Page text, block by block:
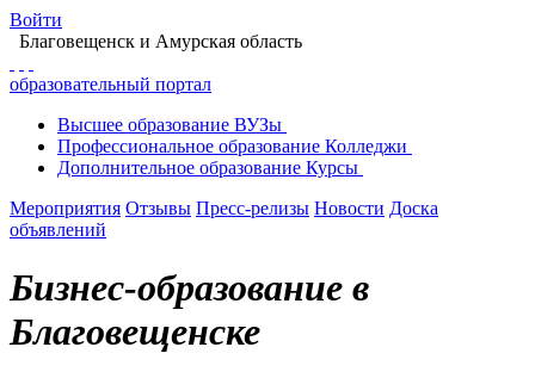
Войти
Благовещенск и Амурская область
образовательный портал
Высшее образование ВУЗы
Профессиональное образование Колледжи
Дополнительное образование Курсы
Мероприятия Отзывы Пресс-релизы Новости Доска
объявлений
Бизнес-образование в
Благовещенске